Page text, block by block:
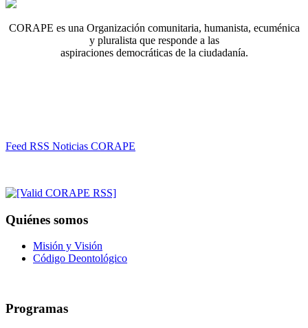
CORAPE es una Organización comunitaria, humanista, ecuménica
y pluralista que responde a las
aspiraciones democráticas de la ciudadanía.
Feed RSS Noticias CORAPE
Quiénes somos
Misión y Visión
Código Deontológico
Programas